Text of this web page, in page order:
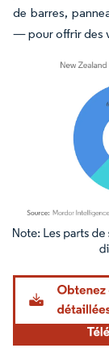
de barres,
— pour offrir des
Image © Mordor